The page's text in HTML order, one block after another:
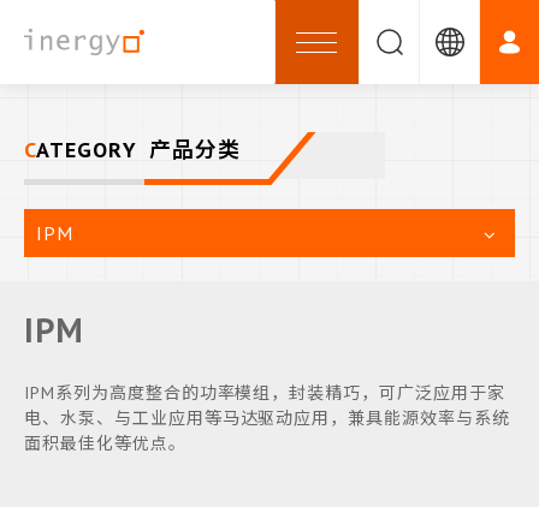
CATEGORY 产品分类
IPM
IPM
IPM系列为高度整合的功率模组，封装精巧，可广泛应用于家
电、水泵、与工业应用等马达驱动应用，兼具能源效率与系统
面积最佳化等优点。